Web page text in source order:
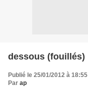
dessous (fouillés)
Publié le 25/01/2012 à 18:55
Par ap